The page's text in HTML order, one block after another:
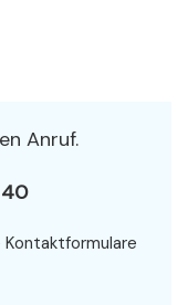
Anruf.
Kontaktformulare